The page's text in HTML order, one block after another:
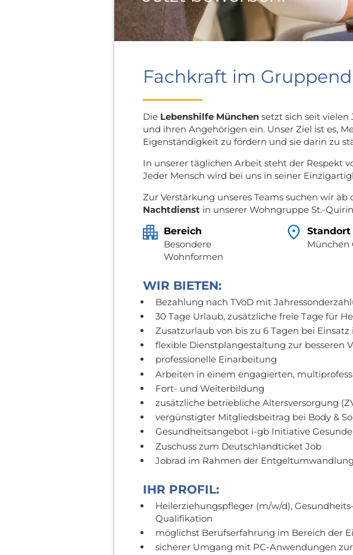
Fachkraft im
Die Lebenshilfe München setzt sich seit
und ihren Angehörigen ein. Unser Ziel ist es,
Eigenständigkeit zu fördern und sie darin zu
In unserer täglichen Arbeit steht der Respekt
Jeder Mensch wird bei uns in seiner
Zur Verstärkung unseres Teams suchen wir ab
Nachtdienst in unserer Wohngruppe St.-
Bereich
Besondere
Wohnformen
Standort
München
WIR BIETEN:
Bezahlung nach TVöD mit
30 Tage Urlaub, zusätzliche freie Tage für
Zusatzurlaub von bis zu 6 Tagen bei
flexible Dienstplangestaltung zur besseren
professionelle Einarbeitung
Arbeiten in einem engagierten,
Fort- und Weiterbildung
zusätzliche betriebliche Altersversorgung
vergünstigter Mitgliedsbeitrag bei Body &
Gesundheitsangebot i-gb Initiative
Zuschuss zum Deutschlandticket Job
Jobrad im Rahmen der
IHR PROFIL:
Heilerziehungspfleger (m/w/d),
Qualifikation
möglichst Berufserfahrung im Bereich der
sicherer Umgang mit PC-Anwendungen